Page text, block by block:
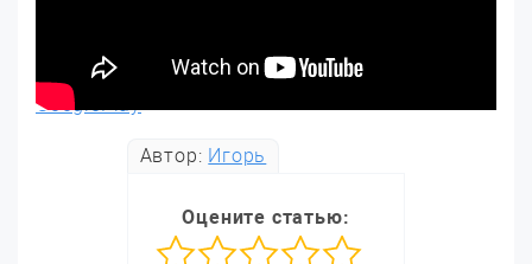
GooglePlay
Автор: Игорь
Оцените статью: